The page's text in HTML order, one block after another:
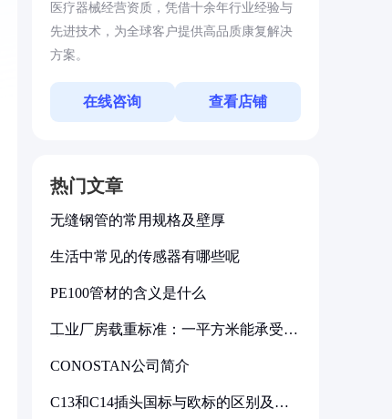
医疗器械经营资质，凭借十余年行业经验与
先进技术，为全球客户提供高品质康复解决
方案。
在线咨询 查看店铺
热门文章
无缝钢管的常用规格及壁厚
生活中常见的传感器有哪些呢
PE100管材的含义是什么
工业厂房载重标准：一平方米能承受多
CONOSTAN公司简介
C13和C14插头国标与欧标的区别及其